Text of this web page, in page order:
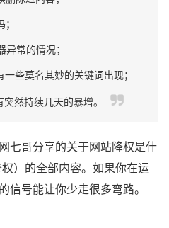
常的情况；
些莫名其妙的关键词出现；
然持续几天的暴增。
哥分享的关于网站降权是什
）的全部内容。如果你在运
信号能让你少走很多弯路。